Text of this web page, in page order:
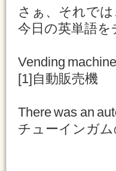
さぁ、それでは
今日の英単語
Vending machine
[1]自動販売機
There was an
チューインガム